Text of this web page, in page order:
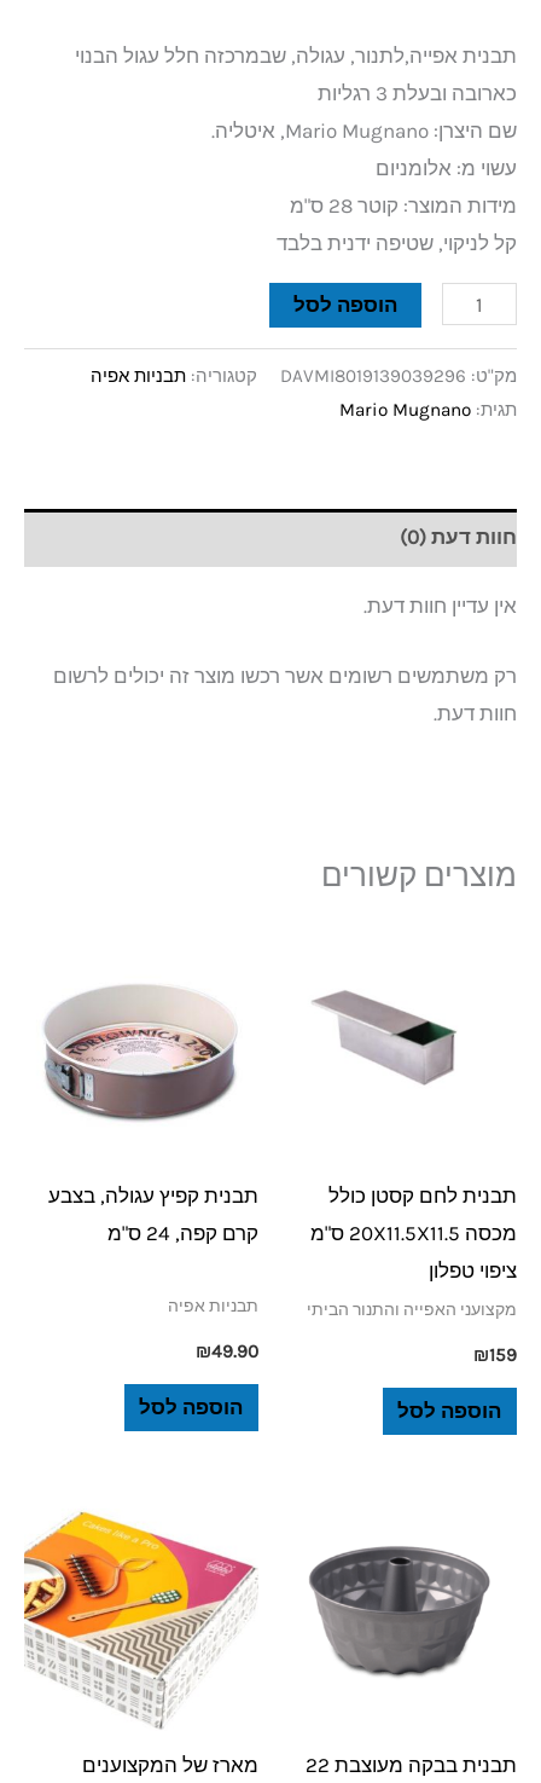
תבנית אפייה,לתנור, עגולה, שבמרכזה חלל עגול הבנוי
כארובה ובעלת 3 רגליות
שם היצרן: Mario Mugnano, איטליה.
עשוי מ: אלומניום
מידות המוצר: קוטר 28 ס"מ
קל לניקוי, שטיפה ידנית בלבד
הוספה לסל
מק"ט: DAVMI8019139039296 קטגוריה: תבניות אפיה
תגית: Mario Mugnano
חוות דעת (0)
אין עדיין חוות דעת.
רק משתמשים רשומים אשר רכשו מוצר זה יכולים לרשום
חוות דעת.
מוצרים קשורים
תבנית לחם קסטן כולל
מכסה 20X11.5X11.5 ס"מ
ציפוי טפלון
מקצועני האפייה והתנור הביתי
₪159
הוספה לסל
תבנית קפיץ עגולה, בצבע
קרם קפה, 24 ס"מ
תבניות אפיה
₪49.90
הוספה לסל
תבנית בבקה מעוצבת 22
מארז של המקצוענים